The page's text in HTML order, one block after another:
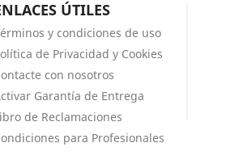
ÚTILES
y condiciones de uso
de Privacidad y Cookies
con nosotros
Garantía de Entrega
de Reclamaciones
para Profesionales